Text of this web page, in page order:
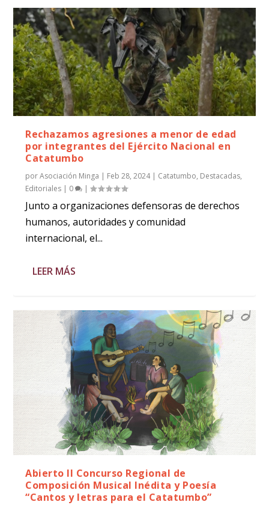
Rechazamos agresiones a menor de edad
por integrantes del Ejército Nacional en
Catatumbo
porAsociación Minga | Feb 28, 2024| Catatumbo, Destacadas,
Editoriales | 0 |
Junto a organizaciones defensoras de derechos
humanos, autoridades y comunidad
internacional, el...
LEER MÁS
Abierto II Concurso Regional de
Composición Musical Inédita y Poesía
“Cantos y letras para el Catatumbo”